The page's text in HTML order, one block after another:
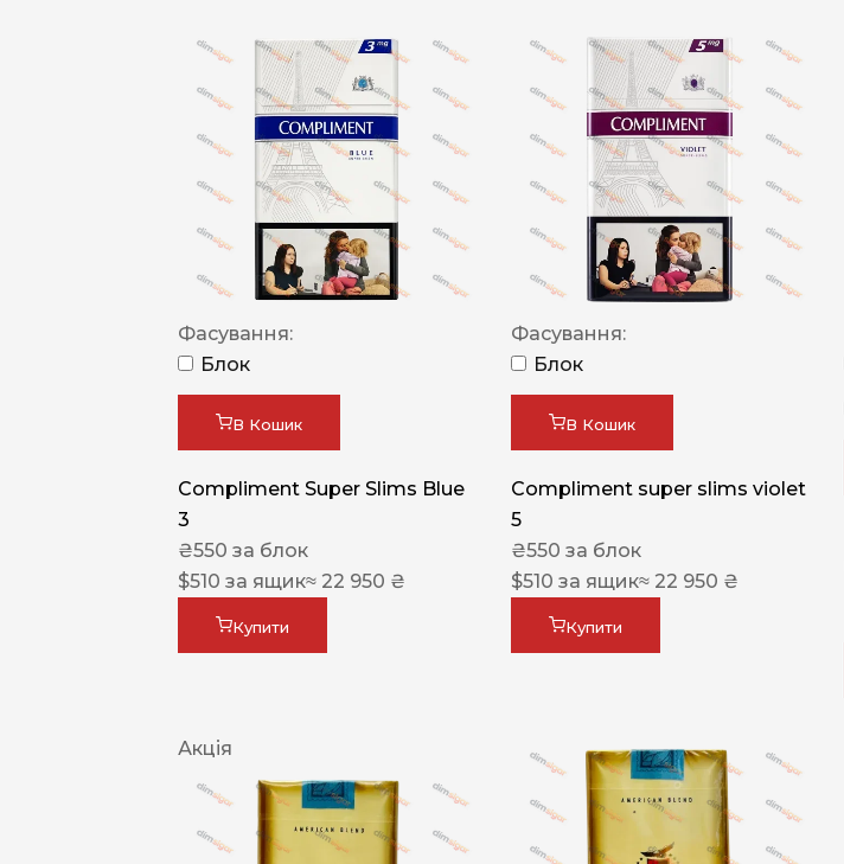
Фасування:
Блок
В Кошик
Compliment Super Slims Blue
3
₴550 за блок
$510 за ящик≈ 22 950 ₴
Купити
Фасування:
Блок
В Кошик
Compliment super slims violet
5
₴550 за блок
$510 за ящик≈ 22 950 ₴
Купити
Акція